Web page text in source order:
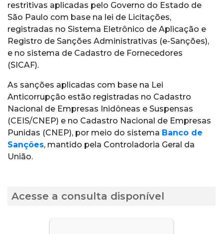
restritivas aplicadas pelo Governo do Estado de
São Paulo com base na lei de Licitações,
registradas no Sistema Eletrônico de Aplicação e
Registro de Sanções Administrativas (e-Sanções),
e no sistema de Cadastro de Fornecedores
(SICAF).
As sanções aplicadas com base na Lei
Anticorrupção estão registradas no Cadastro
Nacional de Empresas Inidôneas e Suspensas
(CEIS/CNEP) e no Cadastro Nacional de Empresas
Punidas (CNEP), por meio do sistema Banco de
Sanções, mantido pela Controladoria Geral da
União.
Acesse a consulta disponível